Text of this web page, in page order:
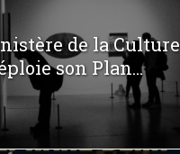
de la Culture
son Plan...